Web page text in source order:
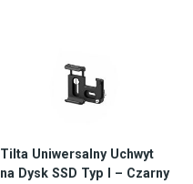
Tilta Uniwersalny Uchwyt
na Dysk SSD Typ I – Czarny